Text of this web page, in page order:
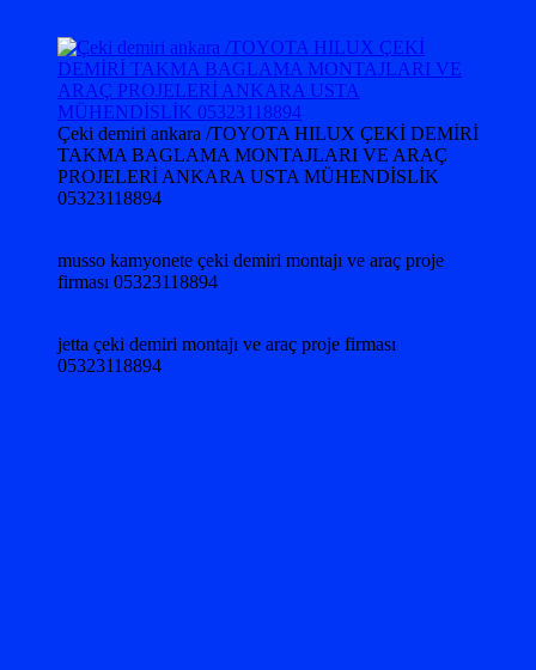
Çeki demiri ankara /TOYOTA HILUX ÇEKİ DEMİRİ
TAKMA BAGLAMA MONTAJLARI VE ARAÇ
PROJELERİ ANKARA USTA MÜHENDİSLİK
05323118894
musso kamyonete çeki demiri montajı ve araç proje
firması 05323118894
jetta çeki demiri montajı ve araç proje firması
05323118894